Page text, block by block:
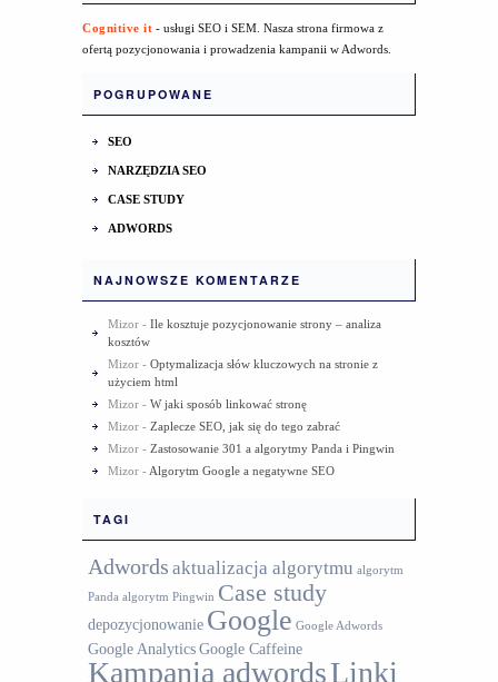
Cognitive it - usługi SEO i SEM. Nasza strona firmowa z
ofertą pozycjonowania i prowadzenia kampanii w Adwords.
POGRUPOWANE
SEO
NARZĘDZIA SEO
CASE STUDY
ADWORDS
NAJNOWSZE KOMENTARZE
Mizor - Ile kosztuje pozycjonowanie strony – analiza
kosztów
Mizor - Optymalizacja słów kluczowych na stronie z
użyciem html
Mizor - W jaki sposób linkować stronę
Mizor - Zaplecze SEO, jak się do tego zabrać
Mizor - Zastosowanie 301 a algorytmy Panda i Pingwin
Mizor - Algorytm Google a negatywne SEO
TAGI
Adwords aktualizacja algorytmu algorytm
Panda algorytm Pingwin Case study
depozycjonowanie Google Google Adwords
Google AnalyticsGoogle Caffeine
Kampania adwordsLinki